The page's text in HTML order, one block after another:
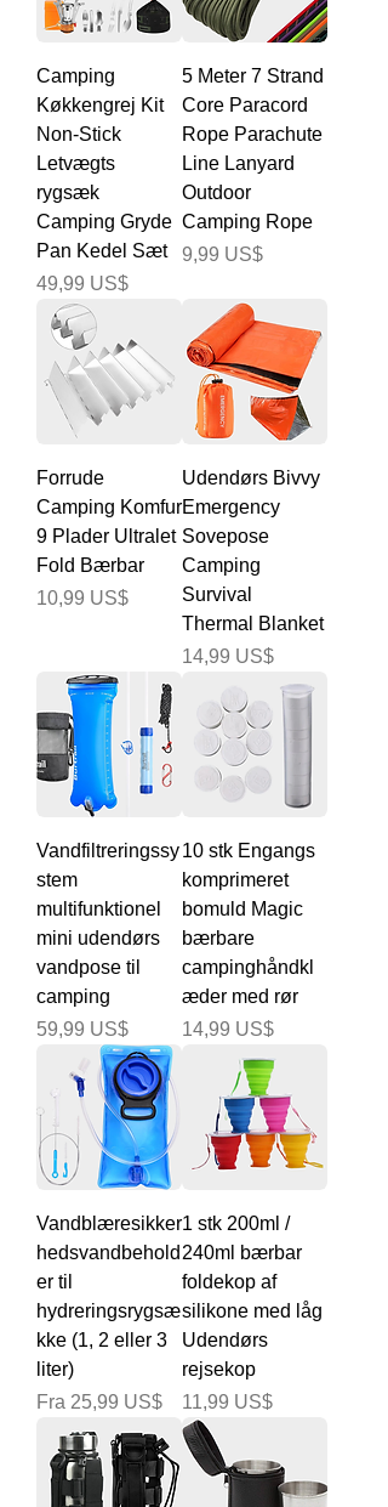
Camping
Køkkengrej Kit
Non-Stick
Letvægts
rygsæk
Camping Gryde
Pan Kedel Sæt
Pris
49,99 US$
5 Meter 7 Strand
Core Paracord
Rope Parachute
Line Lanyard
Outdoor
Camping Rope
Pris
9,99 US$
Forrude
Camping Komfur
9 Plader Ultralet
Fold Bærbar
Pris
10,99 US$
Udendørs Bivvy
Emergency
Sovepose
Camping
Survival
Thermal Blanket
Pris
14,99 US$
Vandfiltreringssy
stem
multifunktionel
mini udendørs
vandpose til
camping
Pris
59,99 US$
10 stk Engangs
komprimeret
bomuld Magic
bærbare
campinghåndkl
æder med rør
Pris
14,99 US$
Vandblæresikker
hedsvandbehold
er til
hydreringsrygsæ
kke (1, 2 eller 3
liter)
Fra 25,99 US$
Salgspris
1 stk 200ml /
240ml bærbar
foldekop af
silikone med låg
Udendørs
rejsekop
Pris
11,99 US$